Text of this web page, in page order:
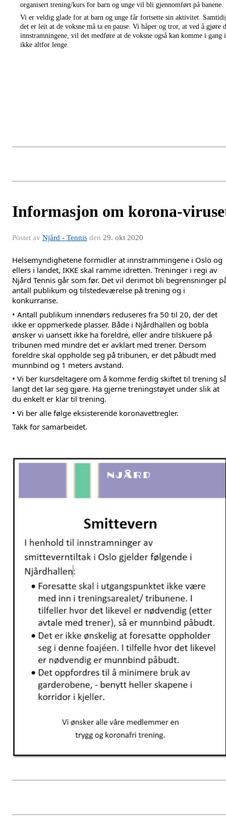
organisert trening/kurs for barn og unge vil bli gjennomført på banene.
Vi er veldig glade for at barn og unge får fortsette sin aktivitet.
det er leit at de voksne må ta en pause. Vi håper og tror, at ved å gjøre
innstramningene, vil det medføre at de voksne også kan komme i gang
ikke altfor lenge.
Informasjon om korona-
Postet av Njård - Tennis den 29. okt 2020
Helsemyndighetene formidler at innstrammingene i Oslo og
ellers i landet, IKKE skal ramme idretten. Treninger i regi av
Njård Tennis går som før. Det vil derimot bli begrensninger
antall publikum og tilstedeværelse på trening og i
konkurranse.
• Antall publikum innendørs reduseres fra 50 til 20, der det
ikke er oppmerkede plasser. Både i Njårdhallen og bobla
ønsker vi uansett ikke ha foreldre, eller andre tilskuere på
tribunen med mindre det er avklart med trener. Dersom
foreldre skal oppholde seg på tribunen, er det påbudt med
munnbind og 1 meters avstand.
• Vi ber kursdeltagere om å komme ferdig skiftet til trening
langt det lar seg gjøre. Ha gjerne treningstøyet under slik at
du enkelt er klar til trening.
• Vi ber alle følge eksisterende koronavettregler.
Takk for samarbeidet.